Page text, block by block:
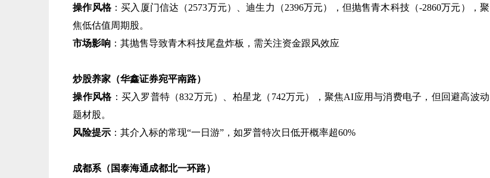
操作风格​：买入厦门信达（2573万元）、迪生力（2396万元），但抛售青木科技（-2860万元），聚
焦低估值周期股。
市场影响 ​：其抛售导致青木科技尾盘炸板，需关注资金跟风效应
炒股养家（华鑫证券宛平南路）​
操作风格​：买入罗普特（832万元）、柏星龙（742万元），聚焦AI应用与消费电子，但回避高波动
题材股。
风险提示 ​：其介入标的常现“一日游”，如罗普特次日低开概率超60%
成都系（国泰海通成都北一环路）​